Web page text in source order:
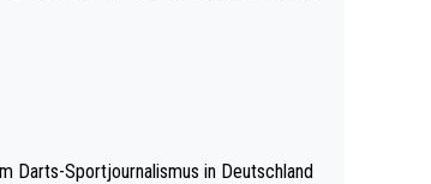
n
Darts-Sportjournalismus in Deutschland